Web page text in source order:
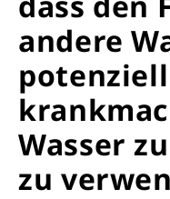
andere
potenziell
Wasser
zu